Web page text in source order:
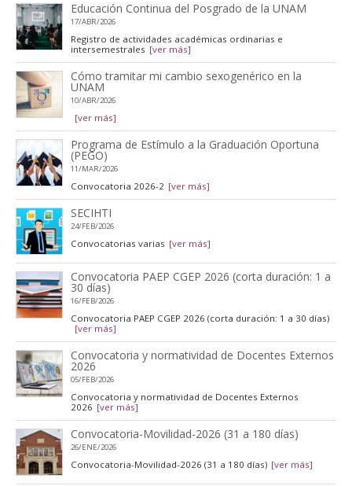
Educación Continua del Posgrado de la UNAM
17/ABR/2026
Registro de actividades académicas ordinarias e
intersemestrales [ver más]
Cómo tramitar mi cambio sexogenérico en la
UNAM
10/ABR/2026
[ver más]
Programa de Estímulo a la Graduación Oportuna
(PEGO)
11/MAR/2026
Convocatoria 2026-2 [ver más]
SECIHTI
24/FEB/2026
Convocatorias varias [ver más]
Convocatoria PAEP CGEP 2026 (corta duración: 1 a
30 días)
16/FEB/2026
Convocatoria PAEP CGEP 2026 (corta duración: 1 a 30 días)
[ver más]
Convocatoria y normatividad de Docentes Externos
2026
05/FEB/2026
Convocatoria y normatividad de Docentes Externos
2026 [ver más]
Convocatoria-Movilidad-2026 (31 a 180 días)
26/ENE/2026
Convocatoria-Movilidad-2026 (31 a 180 días) [ver más]